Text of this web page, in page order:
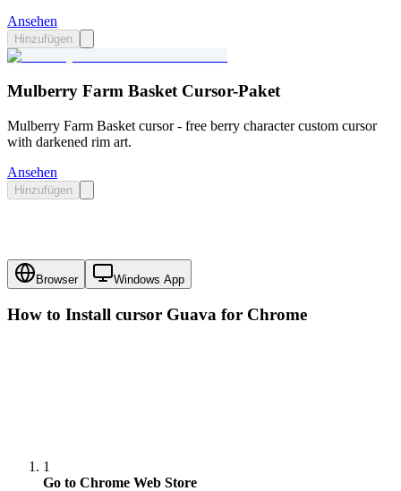
Ansehen
Hinzufügen
Mulberry Farm Basket Cursor-Paket
Mulberry Farm Basket cursor - free berry character custom cursor
with darkened rim art.
Ansehen
Hinzufügen
Browser Windows App
How to Install cursor Guava for Chrome
1
Go to Chrome Web Store